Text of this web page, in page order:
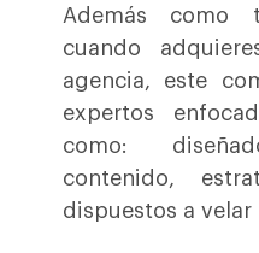
Además como
cuando
agencia, este
expertos
como:
contenido,
dispuestos a